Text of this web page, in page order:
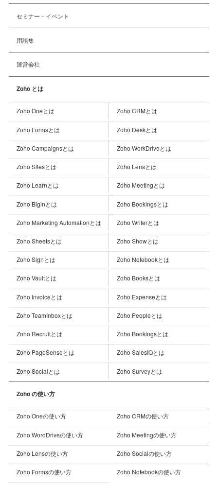
セミナー・イベント
用語集
運営会社
Zoho とは
Zoho Oneとは Zoho CRMとは
Zoho Formsとは Zoho Deskとは
Zoho Campaignsとは Zoho WorkDriveとは
Zoho Sitesとは Zoho Lensとは
Zoho Learnとは Zoho Meetingとは
Zoho Biginとは Zoho Bookingsとは
Zoho Marketing Automationとは Zoho Writerとは
Zoho Sheetsとは Zoho Showとは
Zoho Signとは Zoho Notebookとは
Zoho Vaultとは Zoho Booksとは
Zoho Invoiceとは Zoho Expenseとは
Zoho TeamInboxとは Zoho Peopleとは
Zoho Recruitとは Zoho Bookingsとは
Zoho PageSenseとは Zoho SalesIQとは
Zoho Socialとは Zoho Surveyとは
Zoho の使い方
Zoho Oneの使い方 Zoho CRMの使い方
Zoho WordDriveの使い方 Zoho Meetingの使い方
Zoho Lensの使い方 Zoho Socialの使い方
Zoho Formsの使い方 Zoho Notebookの使い方